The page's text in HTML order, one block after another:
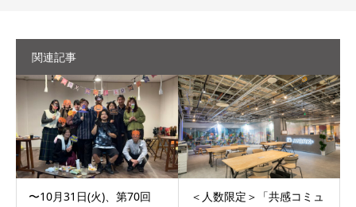
関連記事
〜10月31日(火)、第70回
＜人数限定＞「共感コミュ